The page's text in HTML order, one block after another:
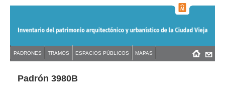
navigation
Back
topPadrón 3980B
Back
to Menú
PADRONES TRAMOS ESPACIOS PÚBLICOS MAPAS